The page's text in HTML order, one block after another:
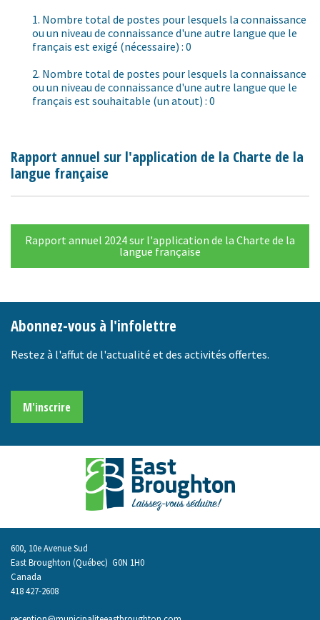
1. Nombre total de postes pour lesquels la connaissance
ou un niveau de connaissance d'une autre langue que le
français est exigé (nécessaire) : 0
2. Nombre total de postes pour lesquels la connaissance
ou un niveau de connaissance d'une autre langue que le
français est souhaitable (un atout) : 0
Rapport annuel sur l'application de la Charte de la
langue française
Rapport annuel 2024 sur l'application de la Charte de la
langue française
Abonnez-vous à l'infolettre
Restez à l'affut de l'actualité et des activités offertes.
M'inscrire
600, 10e Avenue Sud
East Broughton (Québec) G0N 1H0
Canada
418 427-2608